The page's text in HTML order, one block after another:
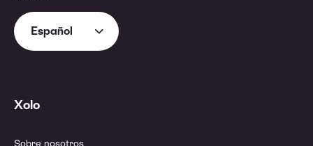
Español
Xolo
Sobre nosotros